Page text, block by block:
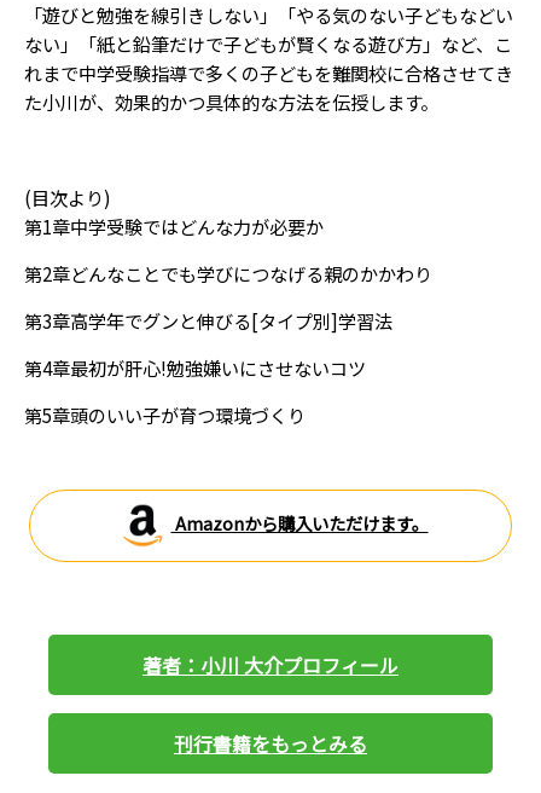
「遊びと勉強を線引きしない」「やる気のない子どもなどい
ない」「紙と鉛筆だけで子どもが賢くなる遊び方」など、こ
れまで中学受験指導で多くの子どもを難関校に合格させてき
た小川が、効果的かつ具体的な方法を伝授します。
(目次より)
第1章中学受験ではどんな力が必要か
第2章どんなことでも学びにつなげる親のかかわり
第3章高学年でグンと伸びる[タイプ別]学習法
第4章最初が肝心!勉強嫌いにさせないコツ
第5章頭のいい子が育つ環境づくり
Amazonから購入いただけます。
著者：小川 大介プロフィール
刊行書籍をもっとみる